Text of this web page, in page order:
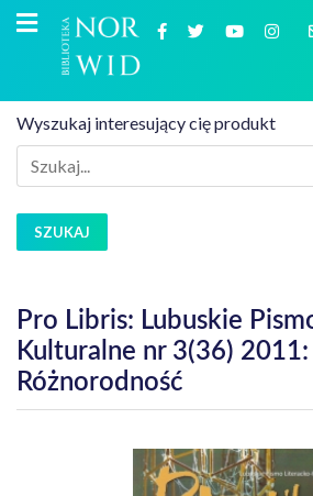
Wyszukaj interesujący cię produkt
SZUKAJ
Pro Libris: Lubuskie
Kulturalne nr 3(36) 2011:
Różnorodność